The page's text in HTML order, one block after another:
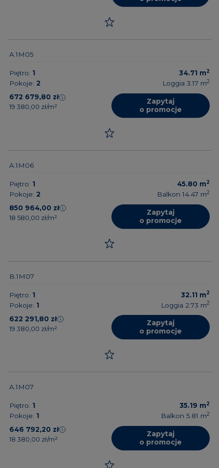
A.1M05
Piętro: 1
Pokoje: 2
672 679,80 zł
19 380,00 zł/m²
34.71 m2
Loggia 3.17 m2
Zapytaj
o promocje
A.1M06
Piętro: 1
Pokoje: 2
850 964,00 zł
18 580,00 zł/m²
45.80 m2
Balkon 14.47 m2
Zapytaj
o promocje
B.1M07
Piętro: 1
Pokoje: 1
622 291,80 zł
19 380,00 zł/m²
32.11 m2
Loggia 2.73 m2
Zapytaj
o promocje
A.1M07
Piętro: 1
Pokoje: 1
646 792,20 zł
18 380,00 zł/m²
35.19 m2
Balkon 5.81 m2
Zapytaj
o promocje